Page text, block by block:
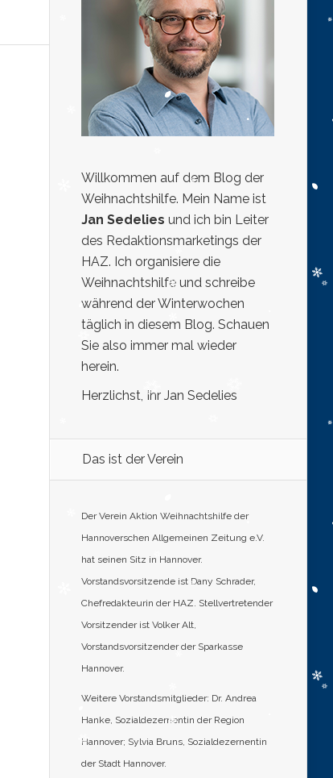
Willkommen auf dem Blog der
Weihnachtshilfe. Mein Name ist
Jan Sedelies und ich bin Leiter
des Redaktionsmarketings der
HAZ. Ich organisiere die
Weihnachtshilfe und schreibe
während der Winterwochen
täglich in diesem Blog. Schauen
Sie also immer mal wieder
herein.
Herzlichst, Ihr Jan Sedelies
Das ist der Verein
Der Verein Aktion Weihnachtshilfe der
Hannoverschen Allgemeinen Zeitung e.V.
hat seinen Sitz in Hannover.
Vorstandsvorsitzende ist Dany Schrader,
Chefredakteurin der HAZ. Stellvertretender
Vorsitzender ist Volker Alt,
Vorstandsvorsitzender der Sparkasse
Hannover.
Weitere Vorstandsmitglieder: Dr. Andrea
Hanke, Sozialdezernentin der Region
Hannover; Sylvia Bruns, Sozialdezernentin
der Stadt Hannover.